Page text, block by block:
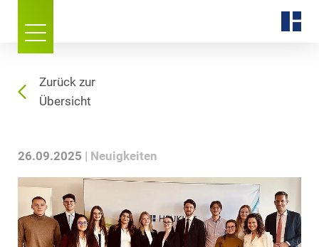
Zurück zur
Übersicht
26.09.2025 Neuigkeiten